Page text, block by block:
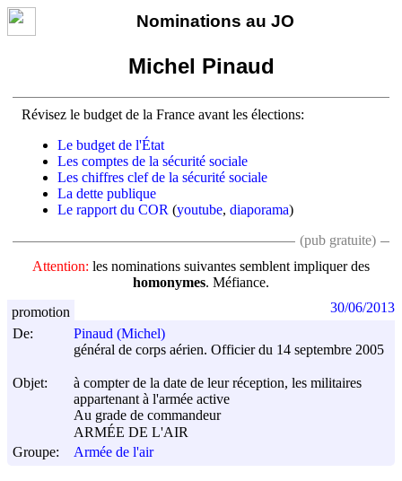
Nominations au JO
Michel Pinaud
Révisez le budget de la France avant les élections:
Le budget de l'État
Les comptes de la sécurité sociale
Les chiffres clef de la sécurité sociale
La dette publique
Le rapport du COR (youtube, diaporama)
(pub gratuite)
Attention: les nominations suivantes semblent impliquer des
homonymes. Méfiance.
De:
Pinaud (Michel)
général de corps aérien. Officier du 14 septembre 2005
Objet:
à compter de la date de leur réception, les militaires
appartenant à l'armée active
Au grade de commandeur
ARMÉE DE L'AIR
Groupe:
Armée de l'air
promotion 30/06/2013